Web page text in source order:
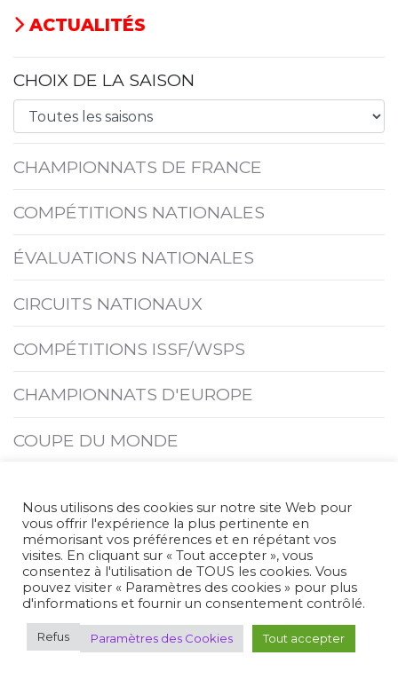
ACTUALITÉS
CHOIX DE LA SAISON
CHAMPIONNATS DE FRANCE
COMPÉTITIONS NATIONALES
ÉVALUATIONS NATIONALES
CIRCUITS NATIONAUX
COMPÉTITIONS ISSF/WSPS
CHAMPIONNATS D'EUROPE
COUPE DU MONDE
CHAMPIONNATS DU MONDE
JEUX
SAISONS PRÉCÉDENTES
Nous utilisons des cookies sur notre site Web pour
vous offrir l'expérience la plus pertinente en
mémorisant vos préférences et en répétant vos
visites. En cliquant sur « Tout accepter », vous
consentez à l'utilisation de TOUS les cookies. Vous
pouvez visiter « Paramètres des cookies » pour plus
d'informations et fournir un consentement contrôlé.
Refus Paramètres des Cookies Tout accepter